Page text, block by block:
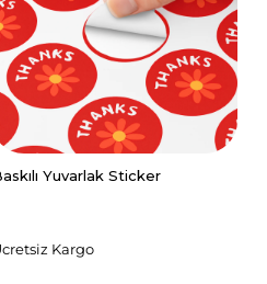
Yuvarlak Sticker
Kargo